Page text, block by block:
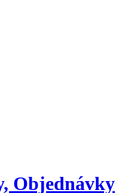
Objednávky